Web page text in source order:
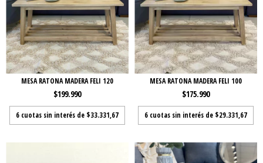
MESA RATONA MADERA FELI 120
$199.990
6 cuotas sin interés de $33.331,67
MESA RATONA MADERA FELI 100
$175.990
6 cuotas sin interés de $29.331,67